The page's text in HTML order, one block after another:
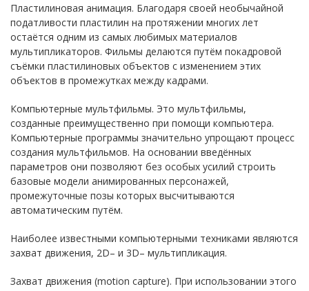
Пластилиновая анимация. Благодаря своей необычайной
податливости пластилин на протяжении многих лет
остаётся одним из самых любимых материалов
мультипликаторов. Фильмы делаются путём покадровой
съёмки пластилиновых объектов с изменением этих
объектов в промежутках между кадрами.
Компьютерные мультфильмы. Это мультфильмы,
созданные преимущественно при помощи компьютера.
Компьютерные программы значительно упрощают процесс
создания мультфильмов. На основании введённых
параметров они позволяют без особых усилий строить
базовые модели анимированных персонажей,
промежуточные позы которых высчитываются
автоматическим путём.
Наиболее известными компьютерными техниками являются
захват движения, 2D– и 3D– мультипликация.
Захват движения (motion capture). При использовании этого